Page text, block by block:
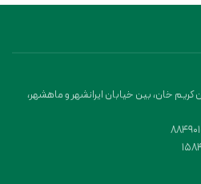
خان، بین خیابان ایرانشهر و ماهشهر،